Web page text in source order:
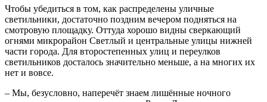
Чтобы убедиться в том, как распределены уличные
светильники, достаточно поздним вечером подняться на
смотровую площадку. Оттуда хорошо видны сверкающий
огнями микрорайон Светлый и центральные улицы нижней
части города. Для второстепенных улиц и переулков
светильников досталось значительно меньше, а на многих их
нет и вовсе.
– Мы, безусловно, наперечёт знаем лишённые ночного